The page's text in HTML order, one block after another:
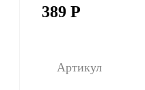
389 Р
Артикул